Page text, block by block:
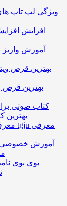
افزایش
آموزش واریز
بهترین قرص
بهترین
معرفی
آموزش خصوصی
بوی